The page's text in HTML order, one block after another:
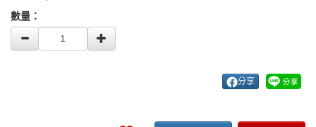
belmont
GOODS000000000000003402736
數量：
分享